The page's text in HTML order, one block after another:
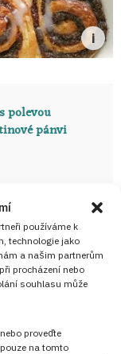
používáme k
technologie jako
a našim partnerům
procházení nebo
souhlasu může
proveďte
na tomto
polevou
pánvi
kuchyně